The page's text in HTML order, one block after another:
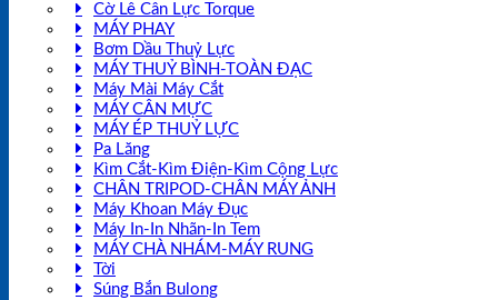
Cờ Lê Cân Lực Torque
MÁY PHAY
Bơm Dầu Thuỷ Lực
MÁY THUỶ BÌNH-TOÀN ĐẠC
Máy Mài Máy Cắt
MÁY CÂN MỰC
MÁY ÉP THUỶ LỰC
Pa Lăng
Kìm Cắt-Kìm Điện-Kìm Cộng Lực
CHÂN TRIPOD-CHÂN MÁY ẢNH
Máy Khoan Máy Đục
Máy In-In Nhãn-In Tem
MÁY CHÀ NHÁM-MÁY RUNG
Tời
Súng Bắn Bulong